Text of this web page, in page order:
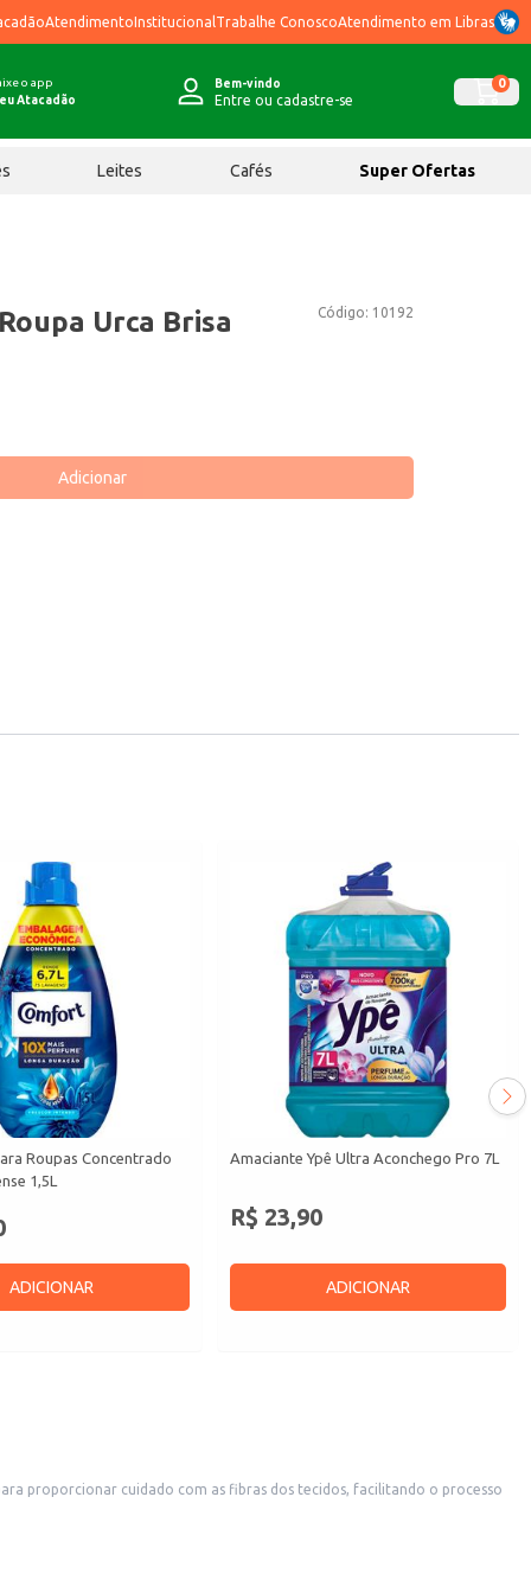
AtendimentoInstitucional Trabalhe ConoscoAtendimento em Libras
o app
Atacadão
Bem-vindo
Entre ou cadastre-se
0
Leites Cafés Super Ofertas
Código: 10192
Urca Brisa
Adicionar
Roupas Concentrado
1,5L
ADICIONAR
Amaciante Ypê Ultra Aconchego Pro 7L
R$ 23,90
ADICIONAR
proporcionar cuidado com as fibras dos tecidos, facilitando o processo